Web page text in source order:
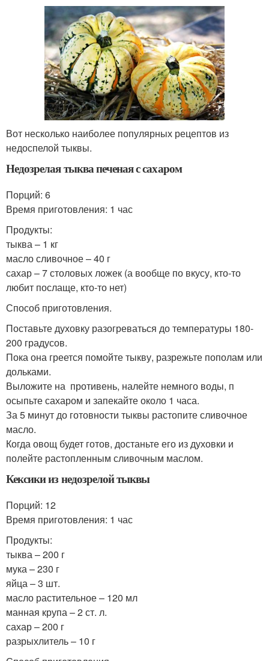
Вот несколько наиболее популярных рецептов из
недоспелой тыквы.
Недозрелая тыква печеная с сахаром
Порций: 6
Время приготовления: 1 час
Продукты:
тыква – 1 кг
масло сливочное – 40 г
сахар – 7 столовых ложек (а вообще по вкусу, кто-то
любит послаще, кто-то нет)
Способ приготовления.
Поставьте духовку разогреваться до температуры 180-
200 градусов.
Пока она греется помойте тыкву, разрежьте пополам или
дольками.
Выложите на противень, налейте немного воды, п
осыпьте сахаром и запекайте около 1 часа.
За 5 минут до готовности тыквы растопите сливочное
масло.
Когда овощ будет готов, достаньте его из духовки и
полейте растопленным сливочным маслом.
Кексики из недозрелой тыквы
Порций: 12
Время приготовления: 1 час
Продукты:
тыква – 200 г
мука – 230 г
яйца – 3 шт.
масло растительное – 120 мл
манная крупа – 2 ст. л.
сахар – 200 г
разрыхлитель – 10 г